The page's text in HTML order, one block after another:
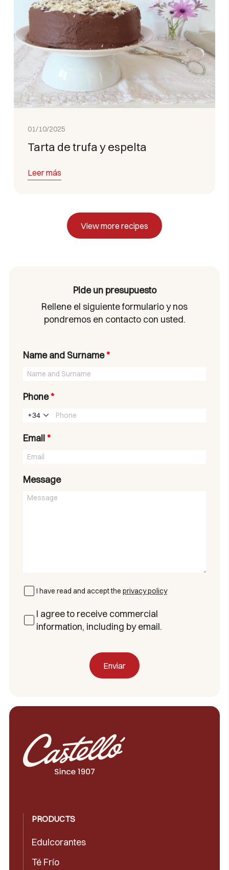
01/10/2025
Tarta de trufa y espelta
Leer más
View more recipes
Pide un presupuesto
Rellene el siguiente formulario y nos
pondremos en contacto con usted.
Name and Surname*
Phone*
+34
Email*
Message
I have read and accept the privacy policy
I agree to receive commercial
information, including by email.
PRODUCTS
Edulcorantes
Té Frío